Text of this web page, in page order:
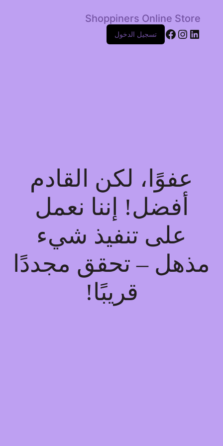
Shoppiners Online Store
LinkedIn
Instagram
Facebook
تسجيل الدخول
عفوًا، لكن القادم
أفضل! إننا نعمل
على تنفيذ شيء
مذهل – تحقق مجددًا
قريبًا!